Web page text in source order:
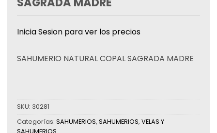
Inicia Sesion para ver los precios
SAHUMERIO NATURAL COPAL SAGRADA MADRE
SKU: 30281
Categorías: SAHUMERIOS, SAHUMERIOS, VELAS Y